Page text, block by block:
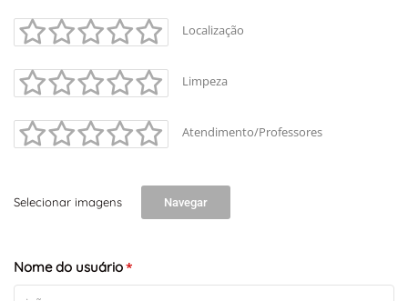
Localização
Limpeza
Atendimento/Professores
Selecionar imagens Navegar
Nome do usuário*